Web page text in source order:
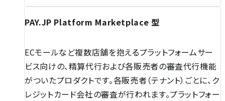
PAY.JP Platform Marketplace 型
ECモールなど複数店舗を抱えるプラットフォームサー
ビス向けの、精算代⾏および各販売者の審査代⾏機能
がついたプロダクトです。各販売者（テナント）ごとに、ク
レジットカード会社の審査が⾏われます。プラットフォー